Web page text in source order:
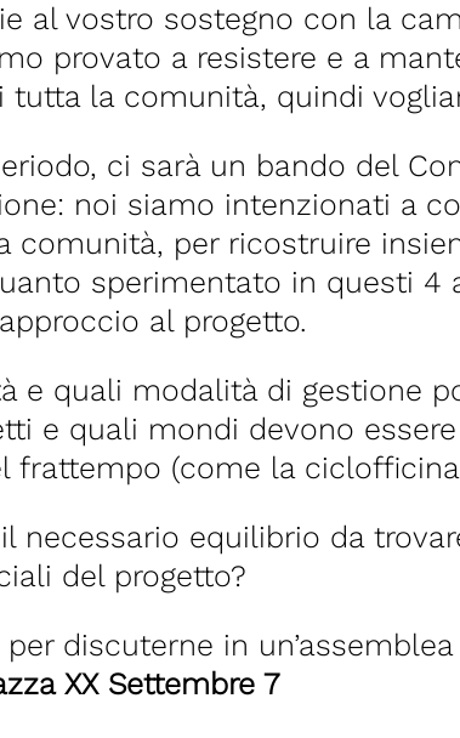
al vostro sostegno con la
provato a resistere e a
tutta la comunità, quindi
ci sarà un bando del
noi siamo intenzionati a
comunità, per ricostruire
sperimentato in questi 4
al progetto.
e quali modalità di gestione
e quali mondi devono
frattempo (come la
necessario equilibrio da
del progetto?
discuterne in
XX Settembre 7